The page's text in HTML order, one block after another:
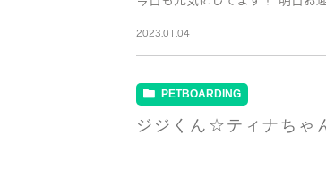
2023.01.04
PETBOARDING
ジジくん☆ティナちゃ